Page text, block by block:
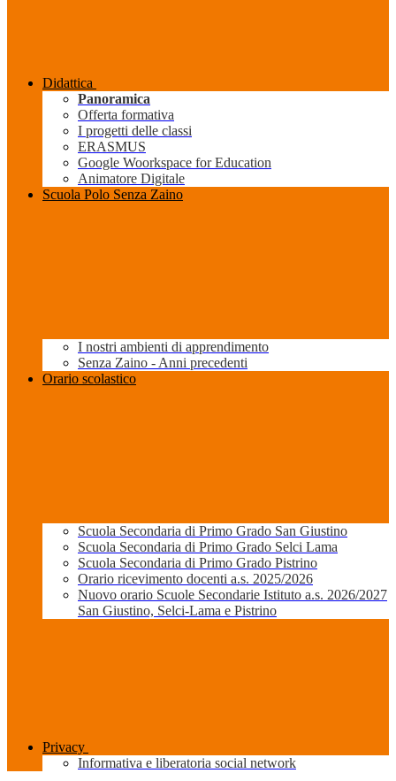
Didattica
Panoramica
Offerta formativa
I progetti delle classi
ERASMUS
Google Woorkspace for Education
Animatore Digitale
Scuola Polo Senza Zaino
I nostri ambienti di apprendimento
Senza Zaino - Anni precedenti
Orario scolastico
Scuola Secondaria di Primo Grado San Giustino
Scuola Secondaria di Primo Grado Selci Lama
Scuola Secondaria di Primo Grado Pistrino
Orario ricevimento docenti a.s. 2025/2026
Nuovo orario Scuole Secondarie Istituto a.s. 2026/2027
San Giustino, Selci-Lama e Pistrino
Privacy
Informativa e liberatoria social network